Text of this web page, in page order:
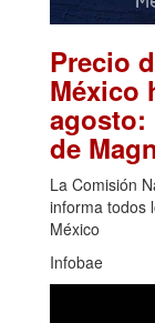
Precio
México
agosto:
de
La Comisión
informa todos
México
Infobae